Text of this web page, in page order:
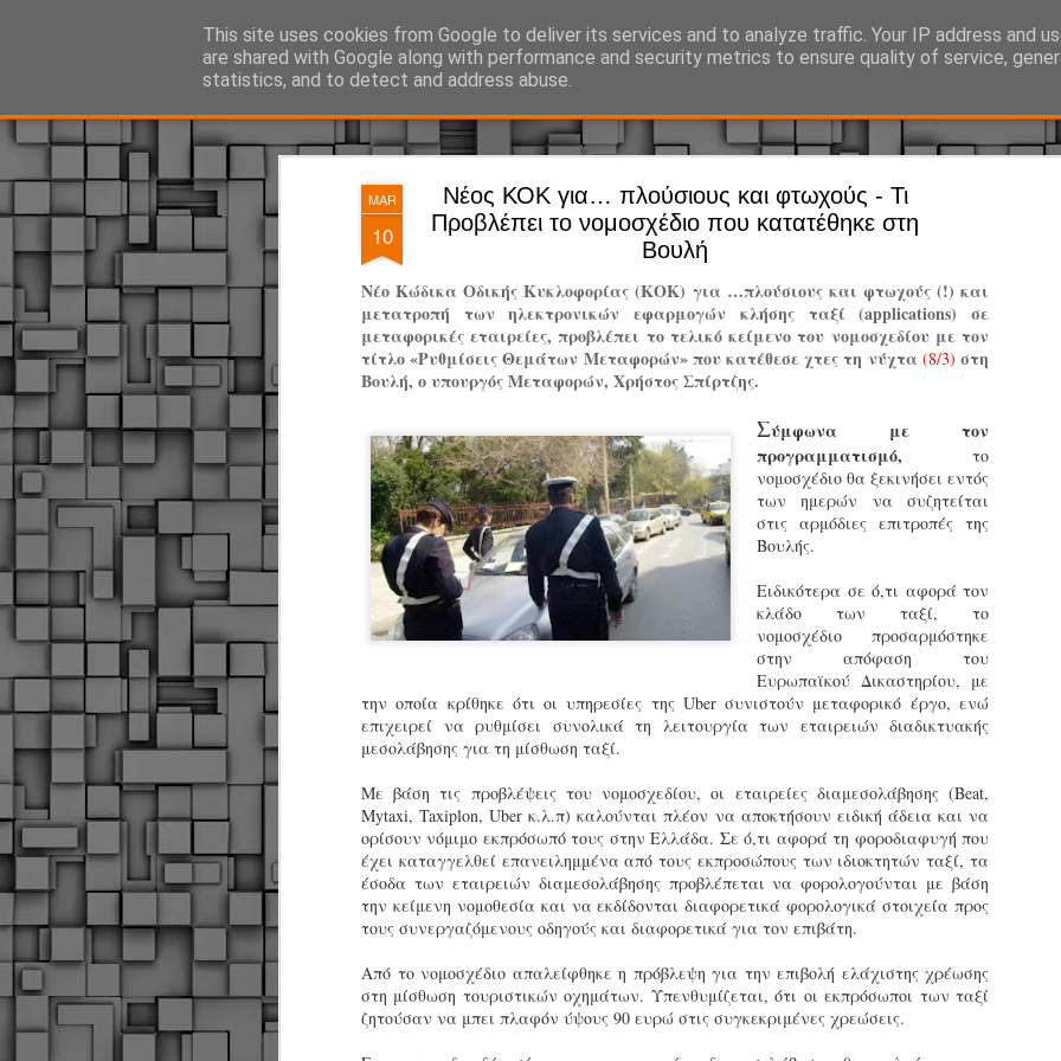
MAR
10
Νέος ΚΟΚ για… πλούσιους και φτωχούς - Τι
Προβλέπει το νομοσχέδιο που κατατέθηκε στη
Βουλή
Νέο Κώδικα Οδικής Κυκλοφορίας (ΚΟΚ) για …πλούσιους και φτωχούς (!) και
μετατροπή των ηλεκτρονικών εφαρμογών κλήσης ταξί (applications) σε
μεταφορικές εταιρείες, προβλέπει το τελικό κείμενο του νομοσχεδίου με τον
τίτλο «Ρυθμίσεις Θεμάτων Μεταφορών» που κατέθεσε χτες τη νύχτα (8/3) στη
Βουλή, ο υπουργός Μεταφορών, Χρήστος Σπίρτζης.
Σύμφωνα με τον
προγραμματισμό, το
νομοσχέδιο θα ξεκινήσει εντός
των ημερών να συζητείται
στις αρμόδιες επιτροπές της
Bουλής.
Ειδικότερα σε ό,τι αφορά τον
κλάδο των ταξί, το
νομοσχέδιο προσαρμόστηκε
στην απόφαση του
Ευρωπαϊκού Δικαστηρίου, με
την οποία κρίθηκε ότι οι υπηρεσίες της Uber συνιστούν μεταφορικό έργο, ενώ
επιχειρεί να ρυθμίσει συνολικά τη λειτουργία των εταιρειών διαδικτυακής
μεσολάβησης για τη μίσθωση ταξί.
Με βάση τις προβλέψεις του νομοσχεδίου, οι εταιρείες διαμεσολάβησης (Beat,
Mytaxi, Taxiplon, Uber κ.λ.π) καλούνται πλέον να αποκτήσουν ειδική άδεια και να
ορίσουν νόμιμο εκπρόσωπό τους στην Ελλάδα. Σε ό,τι αφορά τη φοροδιαφυγή που
έχει καταγγελθεί επανειλημμένα από τους εκπροσώπους των ιδιοκτητών ταξί, τα
έσοδα των εταιρειών διαμεσολάβησης προβλέπεται να φορολογούνται με βάση
την κείμενη νομοθεσία και να εκδίδονται διαφορετικά φορολογικά στοιχεία προς
τους συνεργαζόμενους οδηγούς και διαφορετικά για τον επιβάτη.
Από το νομοσχέδιο απαλείφθηκε η πρόβλεψη για την επιβολή ελάχιστης χρέωσης
στη μίσθωση τουριστικών οχημάτων. Υπενθυμίζεται, ότι οι εκπρόσωποι των ταξί
ζητούσαν να μπει πλαφόν ύψους 90 ευρώ στις συγκεκριμένες χρεώσεις.
This site uses cookies from Google to deliver its services and to analyze traffic. Your IP address and
are shared with Google along with performance and security metrics to ensure quality of service,
statistics, and to detect and address abuse.
ΔΗΜΟΤΙΚΗ ΑΣΤΥΝΟΜΙΑ, τα νέα! Ό, τι συμβαίνει γύρω από τη Δημοτική Αστυνομία, την τοπική
JUL
Ξεκινά επίσημα η
επιχειρησιακή
παρουσία του Δήμου
χώρους.
Η νέα υπηρεσία θα
είναι έτοιμοι να
Στο πλαίσιο της
ολοκαίνουργια
τις περιπολίες και τις
στελεχών της υπηρεσίας.
JUN
Δήμος Κοζάνης :
Αναμνηστικά
ελέγχων σε ιδιοκτήτες
Θεσσαλονίκης: Ένταση